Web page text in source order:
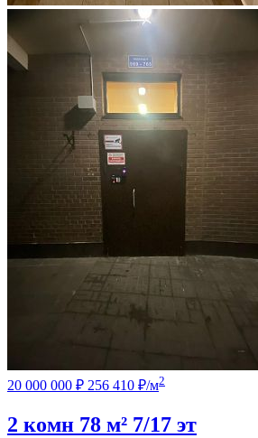
20 000 000 ₽ 256 410 ₽/м2
2 комн 78 м² 7/17 эт